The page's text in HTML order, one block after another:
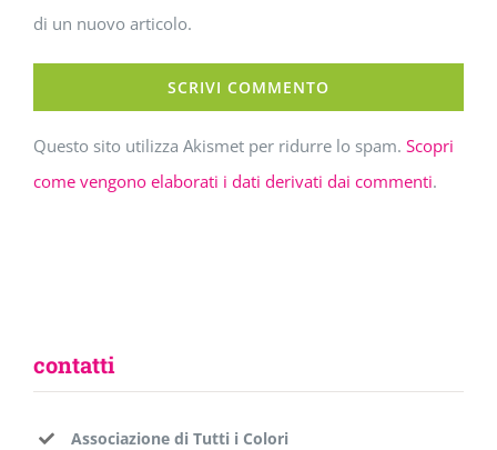
di un nuovo articolo.
Questo sito utilizza Akismet per ridurre lo spam. Scopri
come vengono elaborati i dati derivati dai commenti.
contatti
Associazione di Tutti i Colori